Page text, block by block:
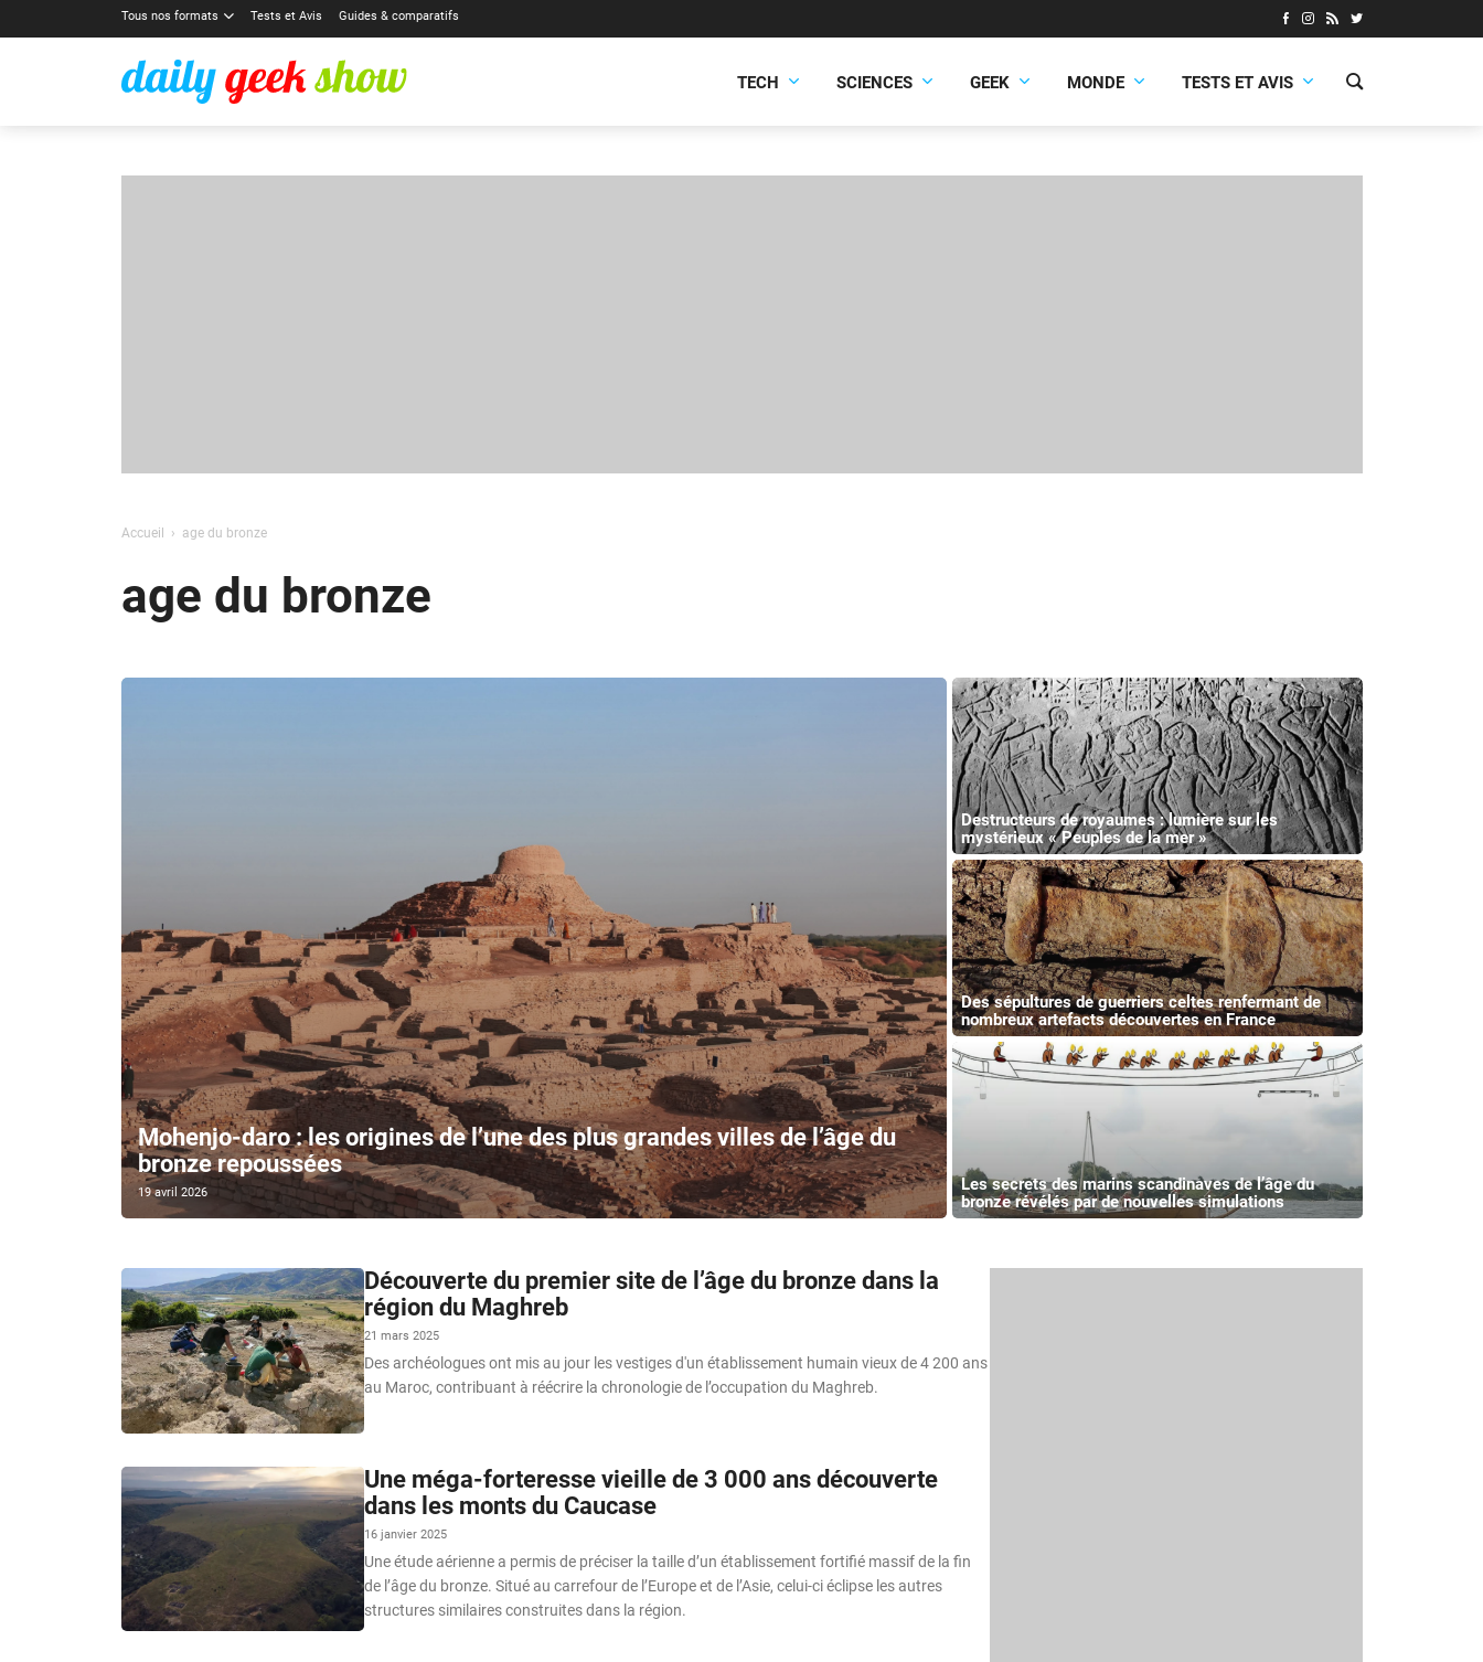
Tous nos formats Tests et Avis Guides & comparatifs
TECH SCIENCES GEEK MONDE TESTS ET AVIS
Accueil age du bronze
age du bronze
Mohenjo-daro : les origines de l’une des plus grandes villes de l’âge du
bronze repoussées
19 avril 2026
Destructeurs de royaumes : lumière sur les
mystérieux « Peuples de la mer »
Des sépultures de guerriers celtes renfermant de
nombreux artefacts découvertes en France
Les secrets des marins scandinaves de l’âge du
bronze révélés par de nouvelles simulations
Découverte du premier site de l’âge du bronze dans la
région du Maghreb
21 mars 2025
Des archéologues ont mis au jour les vestiges d'un établissement humain vieux de 4 200 ans
au Maroc, contribuant à réécrire la chronologie de l’occupation du Maghreb.
Une méga-forteresse vieille de 3 000 ans découverte
dans les monts du Caucase
16 janvier 2025
Une étude aérienne a permis de préciser la taille d’un établissement fortifié massif de la fin
de l’âge du bronze. Situé au carrefour de l’Europe et de l’Asie, celui-ci éclipse les autres
structures similaires construites dans la région.